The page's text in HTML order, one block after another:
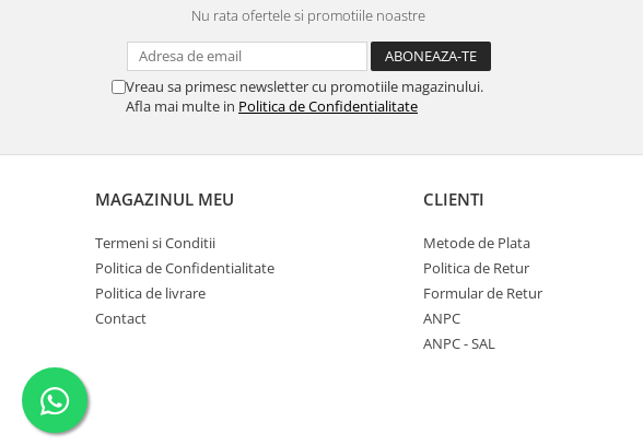
Nu rata ofertele si promotiile noastre
Vreau sa primesc newsletter cu promotiile magazinului.
Afla mai multe in Politica de Confidentialitate
MAGAZINUL MEU
Termeni si Conditii
Politica de Confidentialitate
Politica de livrare
Contact
CLIENTI
Metode de Plata
Politica de Retur
Formular de Retur
ANPC
ANPC - SAL